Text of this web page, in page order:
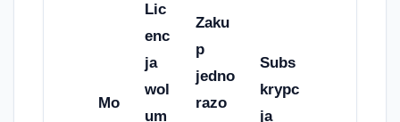
Mo
Lic
enc
ja
wol
um
Zaku
p
jedno
razo
Subs
krypc
ja